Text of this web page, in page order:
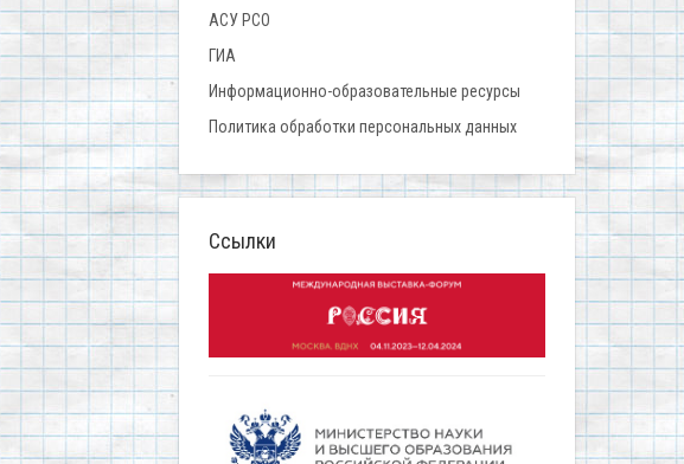
АСУ РСО
ГИА
Информационно-образовательные ресурсы
Политика обработки персональных данных
Ссылки